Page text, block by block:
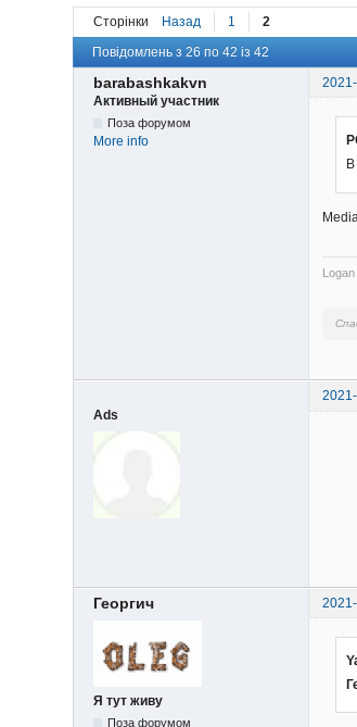
Сторінки Назад 1 2
Повідомлень з 26 по 42 із 42
barabashkakvn
Активный участник
Поза форумом
More info
Ads
Георгич
Я тут живу
Поза форумом